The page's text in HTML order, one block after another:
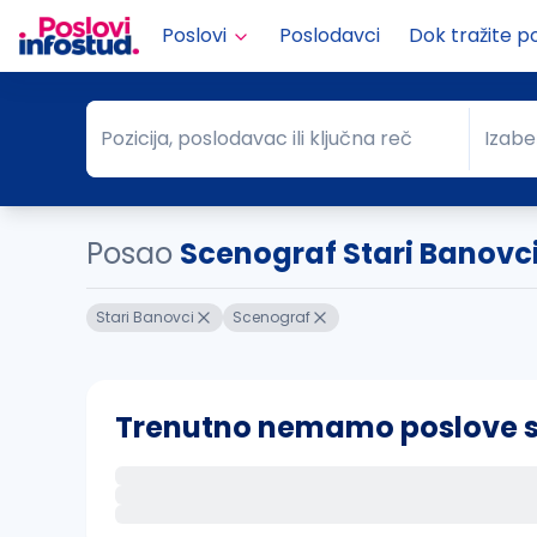
Poslovi Poslodavci Dok tražite
Pozicija, poslodavac ili ključna reč
Pozicija, poslodavac ili ključna reč Grad
Posao Scenograf Stari
Stari Banovci Scenograf
Trenutno nemamo poslove